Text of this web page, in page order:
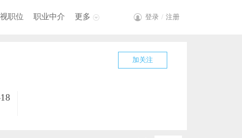
职位 职业中介 更多 登录 / 注册
加关注